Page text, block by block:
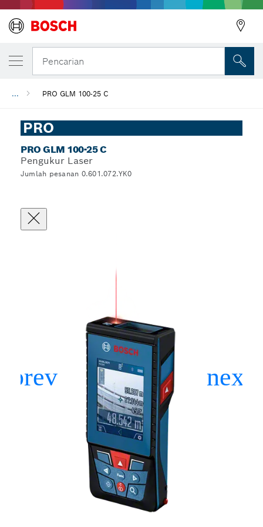
Pencarian
... PRO GLM 100-25 C
PRO
PRO GLM 100-25 C
Pengukur Laser
Jumlah pesanan 0.601.072.YK0